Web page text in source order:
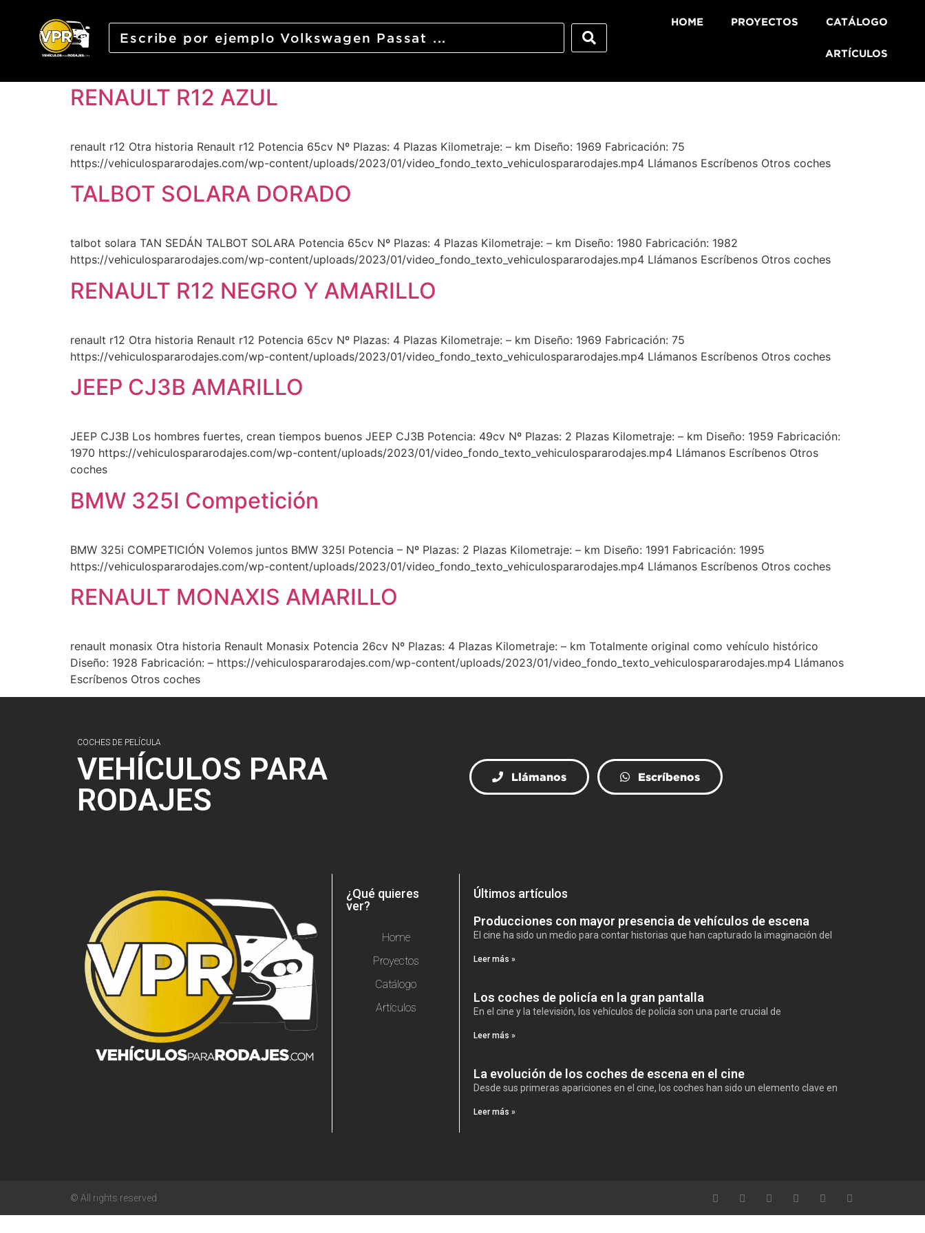
HOME PROYECTOS CATÁLOGO
ARTÍCULOS
Categoría:amarillo
RENAULT R12 AZUL
renault r12 Otra historia Renault r12 Potencia 65cv Nº Plazas: 4 Plazas Kilometraje: – km Diseño: 1969 Fabricación: 75
https://vehiculospararodajes.com/wp-content/uploads/2023/01/video_fondo_texto_vehiculospararodajes.mp4 Llámanos Escríbenos Otros coches
TALBOT SOLARA DORADO
talbot solara TAN SEDÁN TALBOT SOLARA​ Potencia 65cv Nº Plazas: 4 Plazas Kilometraje: – km Diseño: 1980 Fabricación: 1982
https://vehiculospararodajes.com/wp-content/uploads/2023/01/video_fondo_texto_vehiculospararodajes.mp4 Llámanos Escríbenos Otros coches
RENAULT R12 NEGRO Y AMARILLO
renault r12 Otra historia Renault r12 Potencia 65cv Nº Plazas: 4 Plazas Kilometraje: – km Diseño: 1969 Fabricación: 75
https://vehiculospararodajes.com/wp-content/uploads/2023/01/video_fondo_texto_vehiculospararodajes.mp4 Llámanos Escríbenos Otros coches
JEEP CJ3B AMARILLO
JEEP CJ3B Los hombres fuertes, crean tiempos buenos JEEP CJ3B​ Potencia: 49cv Nº Plazas: 2 Plazas Kilometraje: – km Diseño: 1959 Fabricación:
1970 https://vehiculospararodajes.com/wp-content/uploads/2023/01/video_fondo_texto_vehiculospararodajes.mp4 Llámanos Escríbenos Otros
coches
BMW 325I Competición
BMW 325i COMPETICIÓN Volemos juntos BMW 325I Potencia – Nº Plazas: 2 Plazas Kilometraje: – km Diseño: 1991 Fabricación: 1995
https://vehiculospararodajes.com/wp-content/uploads/2023/01/video_fondo_texto_vehiculospararodajes.mp4 Llámanos Escríbenos Otros coches
RENAULT MONAXIS AMARILLO
renault monasix Otra historia Renault Monasix Potencia 26cv Nº Plazas: 4 Plazas Kilometraje: – km Totalmente original como vehículo histórico
Diseño: 1928 Fabricación: – https://vehiculospararodajes.com/wp-content/uploads/2023/01/video_fondo_texto_vehiculospararodajes.mp4 Llámanos
Escríbenos Otros coches
COCHES DE PELÍCULA
VEHÍCULOS PARA
RODAJES
Llámanos Escríbenos
¿Qué quieres
ver?
Home
Proyectos
Catálogo
Artículos
Últimos artículos
Producciones con mayor presencia de vehículos de escena
El cine ha sido un medio para contar historias que han capturado la imaginación del
Leer más »
Los coches de policía en la gran pantalla
En el cine y la televisión, los vehículos de policía son una parte crucial de
Leer más »
La evolución de los coches de escena en el cine
Desde sus primeras apariciones en el cine, los coches han sido un elemento clave en
Leer más »
© All rights reserved